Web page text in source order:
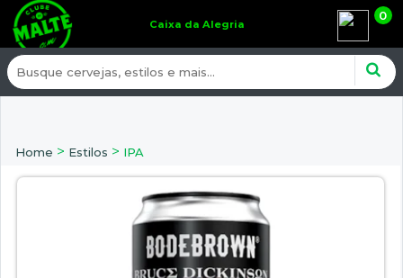
Caixa da Alegria
0
Home > Estilos > IPA